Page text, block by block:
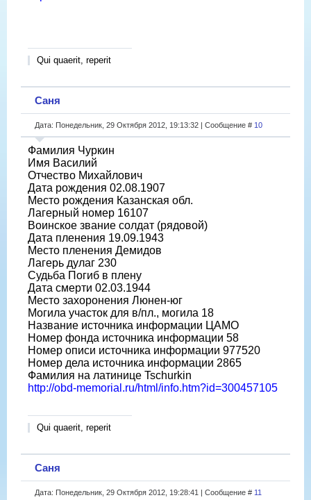
Qui quaerit, reperit
Саня
Дата: Понедельник, 29 Октября 2012, 19:13:32 | Сообщение # 10
Фамилия Чуркин
Имя Василий
Отчество Михайлович
Дата рождения 02.08.1907
Место рождения Казанская обл.
Лагерный номер 16107
Воинское звание солдат (рядовой)
Дата пленения 19.09.1943
Место пленения Демидов
Лагерь дулаг 230
Судьба Погиб в плену
Дата смерти 02.03.1944
Место захоронения Люнен-юг
Могила участок для в/пл., могила 18
Название источника информации ЦАМО
Номер фонда источника информации 58
Номер описи источника информации 977520
Номер дела источника информации 2865
Фамилия на латинице Tschurkin
http://obd-memorial.ru/html/info.htm?id=300457105
Qui quaerit, reperit
Саня
Дата: Понедельник, 29 Октября 2012, 19:28:41 | Сообщение # 11